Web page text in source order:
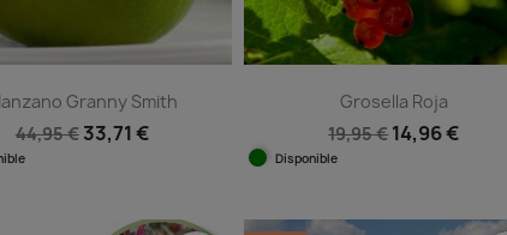
Granny Smith
44,95 € 33,71 €
Grosella Roja
19,95 € 14,96 €
Disponible